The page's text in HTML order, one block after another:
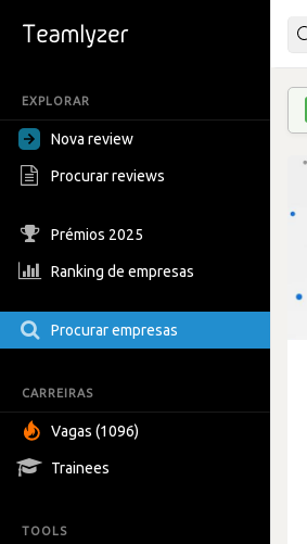
EXPLORAR
Nova review
Procurar reviews
Prémios 2025
Ranking de empresas
Procurar empresas
CARREIRAS
Vagas (1096)
Trainees
TOOLS